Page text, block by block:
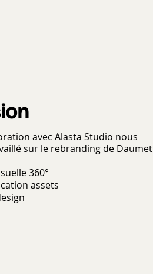
avec Alasta Studio nous
sur le rebranding de Daumet
360°
assets